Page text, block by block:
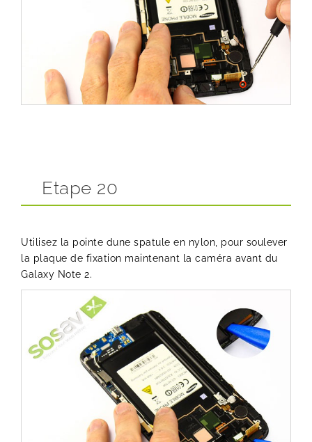
Etape 20
Utilisez la pointe dune spatule en nylon, pour soulever
la plaque de fixation maintenant la caméra avant du
Galaxy Note 2.